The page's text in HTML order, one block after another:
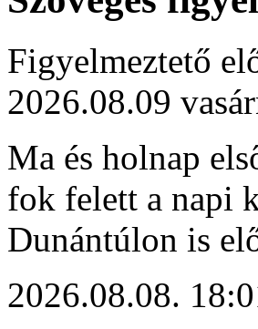
Figyelmeztető
2026.08.09
Ma és holnap
fok felett a napi
Dunántúlon is
2026.08.08.